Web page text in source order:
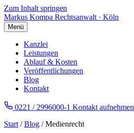
Zum Inhalt springen
Markus Kompa Rechtsanwalt · Köln
Menü
Kanzlei
Leistungen
Ablauf & Kosten
Veröffentlichungen
Blog
Kontakt
0221 / 2996000-1 Kontakt aufnehmen
Start /Blog / Medienrecht